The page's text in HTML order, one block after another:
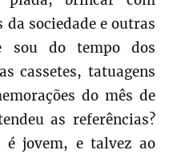
sociedade e outras
sou do tempo dos
cassetes, tatuagens
do mês de
as referências?
é jovem, e talvez ao